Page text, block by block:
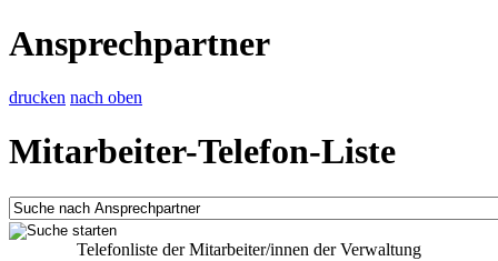
Ansprechpartner
drucken nach oben
Mitarbeiter-Telefon-Liste
Telefonliste der Mitarbeiter/innen der Verwaltung